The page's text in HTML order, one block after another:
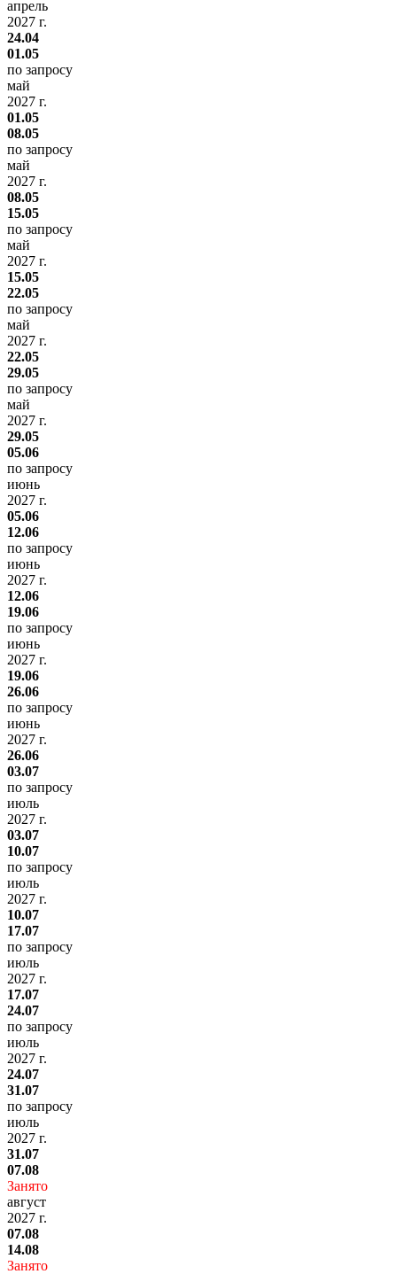
апрель
2027 г.
24.04
01.05
по запросу
май
2027 г.
01.05
08.05
по запросу
май
2027 г.
08.05
15.05
по запросу
май
2027 г.
15.05
22.05
по запросу
май
2027 г.
22.05
29.05
по запросу
май
2027 г.
29.05
05.06
по запросу
июнь
2027 г.
05.06
12.06
по запросу
июнь
2027 г.
12.06
19.06
по запросу
июнь
2027 г.
19.06
26.06
по запросу
июнь
2027 г.
26.06
03.07
по запросу
июль
2027 г.
03.07
10.07
по запросу
июль
2027 г.
10.07
17.07
по запросу
июль
2027 г.
17.07
24.07
по запросу
июль
2027 г.
24.07
31.07
по запросу
июль
2027 г.
31.07
07.08
Занято
август
2027 г.
07.08
14.08
Занято